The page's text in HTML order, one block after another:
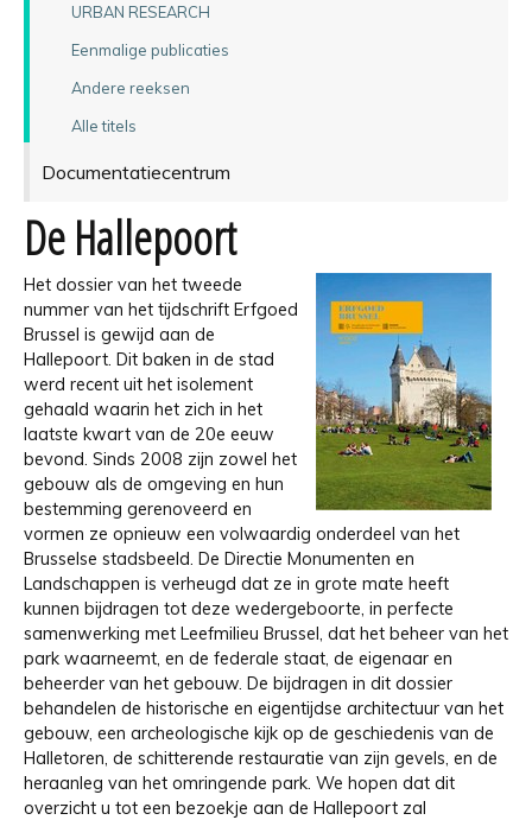
URBAN RESEARCH
Eenmalige publicaties
Andere reeksen
Alle titels
Documentatiecentrum
De Hallepoort
Het dossier van het tweede
nummer van het tijdschrift Erfgoed
Brussel is gewijd aan de
Hallepoort. Dit baken in de stad
werd recent uit het isolement
gehaald waarin het zich in het
laatste kwart van de 20e eeuw
bevond. Sinds 2008 zijn zowel het
gebouw als de omgeving en hun
bestemming gerenoveerd en
vormen ze opnieuw een volwaardig onderdeel van het
Brusselse stadsbeeld. De Directie Monumenten en
Landschappen is verheugd dat ze in grote mate heeft
kunnen bijdragen tot deze wedergeboorte, in perfecte
samenwerking met Leefmilieu Brussel, dat het beheer van het
park waarneemt, en de federale staat, de eigenaar en
beheerder van het gebouw. De bijdragen in dit dossier
behandelen de historische en eigentijdse architectuur van het
gebouw, een archeologische kijk op de geschiedenis van de
Halletoren, de schitterende restauratie van zijn gevels, en de
heraanleg van het omringende park. We hopen dat dit
overzicht u tot een bezoekje aan de Hallepoort zal